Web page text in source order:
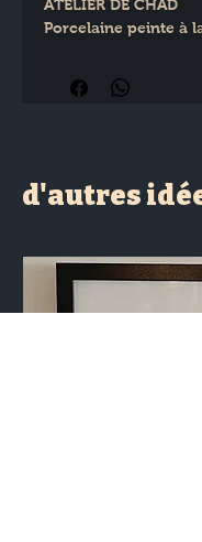
ATELIER DE CHAD
Porcelaine peinte à
d'autres